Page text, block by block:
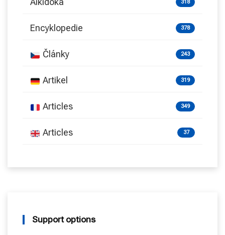
318
Encyklopedie 378
Články 243
Artikel 319
Articles 349
Articles 37
Support options